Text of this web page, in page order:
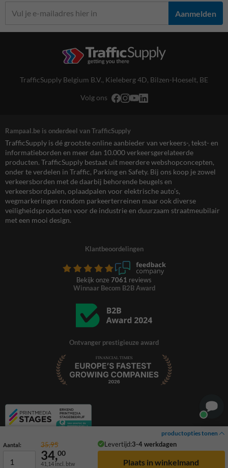
productopties tonen
Aantal: 35,95 Levertijd:3-4 werkdagen
34,00
41,14 incl. btw
Aanmelden
TrafficSupply Belgium B.V., Kieleberg 4D, Bilzen-Hoeselt, BE
Volg ons
Rampaal.be is onderdeel van TrafficSupply
TrafficSupply is dé grootste online aanbieder van verkeers-, tekst- en
informatieborden en meer dan 10.000 verkeersgerelateerde
producten. TrafficSupply bestaat uit meerdere webshopconcepten,
onder te verdelen in Traffic, Parking en Safety. Bij ons koop je zowel
verkeersborden met de daarbij behorende beugels en
verkeersbordpalen, oplaadpalen voor elektrische auto’s,
wegmarkeringen rondom parkeerterreinen maar ook diverse
veiligheidsproducten voor de industrie en duurzaam straatmeubilair
met een mooi design.
Klantbeoordelingen
Bekijk onze 7061 reviews
Winnaar Becom B2B Award
Ontvanger prestigieuze award
© 2026 TrafficSupply. Alle rechten voorbehouden.